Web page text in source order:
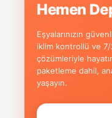
Hemen
Eşyalarınızın
iklim kontrollü ve
çözümleriyle
paketleme dahil,
yaşayın.